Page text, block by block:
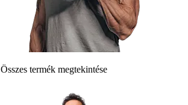
Összes termék megtekintése